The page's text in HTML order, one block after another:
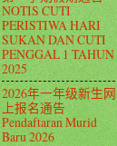
NOTIS CUTI
PERISTIWA HARI
SUKAN DAN CUTI
PENGGAL 1 TAHUN
2025
2026年一年级新生网
上报名通告
Pendaftaran Murid
Baru 2026